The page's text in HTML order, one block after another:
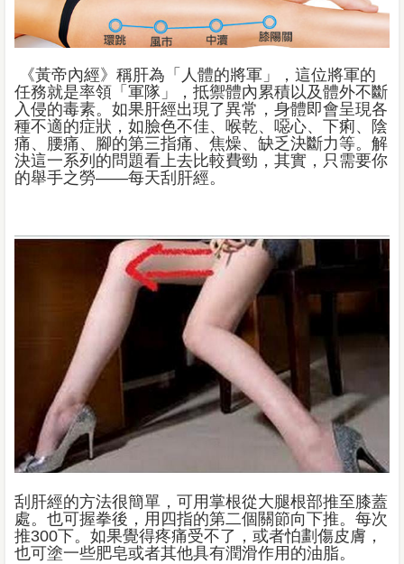
《黃帝內經》稱肝為「人體的將軍」，這位將軍的
任務就是率領「軍隊」，抵禦體內累積以及體外不斷
入侵的毒素。如果肝經出現了異常，身體即會呈現各
種不適的症狀，如臉色不佳、喉乾、噁心、下痢、陰
痛、腰痛、腳的第三指痛、焦燥、缺乏決斷力等。解
決這一系列的問題看上去比較費勁，其實，只需要你
的舉手之勞——每天刮肝經。
刮肝經的方法很簡單，可用掌根從大腿根部推至膝蓋
處。也可握拳後，用四指的第二個關節向下推。每次
推300下。如果覺得疼痛受不了，或者怕劃傷皮膚，
也可塗一些肥皂或者其他具有潤滑作用的油脂。